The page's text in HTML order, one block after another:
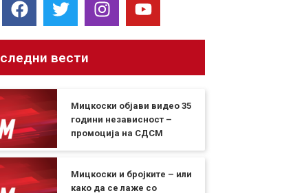
вести
Мицкоски објави видео 35
години независност –
промоција на СДСМ
Мицкоски и бројките – или
како да се лаже со